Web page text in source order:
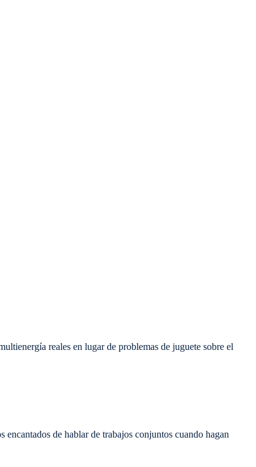
reales en lugar de problemas de juguete sobre el
de hablar de trabajos conjuntos cuando hagan